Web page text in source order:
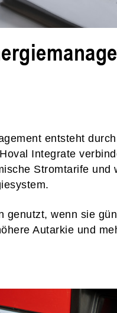
entsteht
Integrate
Stromtarife
genutzt, wenn sie
Autarkie und